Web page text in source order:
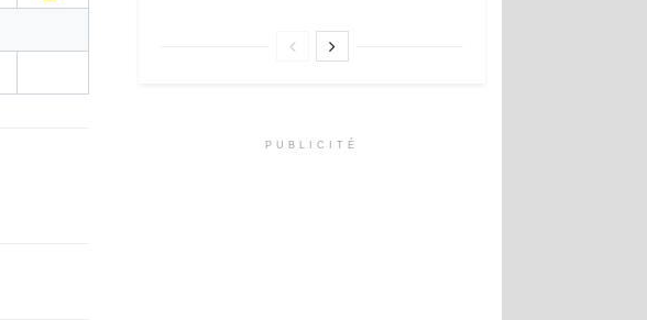
PUBLICITÉ